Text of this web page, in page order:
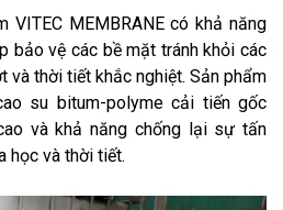
VITEC MEMBRANE có khả năng
bảo vệ các bề mặt tránh khỏi các
và thời tiết khắc nghiệt. Sản phẩm
su bitum-polyme cải tiến gốc
và khả năng chống lại sự tấn
học và thời tiết.